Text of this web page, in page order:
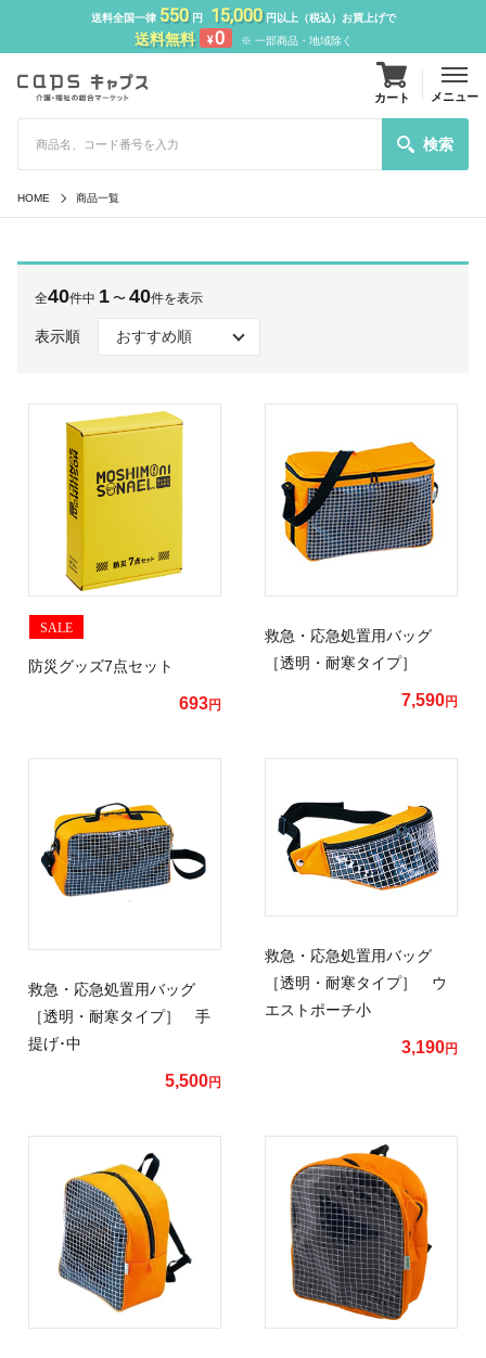
送料全国一律 550円 15,000円以上（税込）お買上げで
送料無料 ¥0 ※ 一部商品・地域除く
検索
カート メニュー
HOME 商品一覧
全40件中 1 〜 40件を表示
表示順
SALE
防災グッズ7点セット
693円
救急・応急処置用バッグ
［透明・耐寒タイプ］
7,590円
救急・応急処置用バッグ
［透明・耐寒タイプ］ 手
提げ･中
5,500円
救急・応急処置用バッグ
［透明・耐寒タイプ］ ウ
エストポーチ小
3,190円